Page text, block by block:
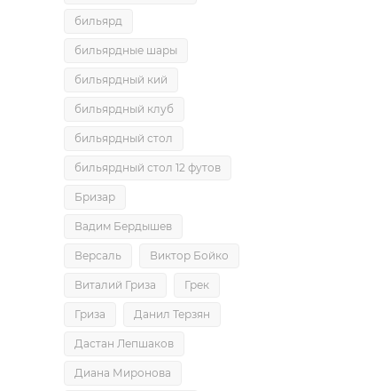
бильярд
бильярдные шары
бильярдный кий
бильярдный клуб
бильярдный стол
бильярдный стол 12 футов
Бризар
Вадим Бердышев
Версаль Виктор Бойко
Виталий Гриза Грек
Гриза Данил Терзян
Дастан Лепшаков
Диана Миронова